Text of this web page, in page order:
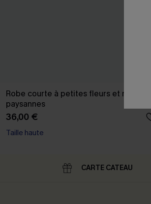
Robe courte à petites fleurs et manches
paysannes
36,00 €
Taille haute
CARTE CATEAU